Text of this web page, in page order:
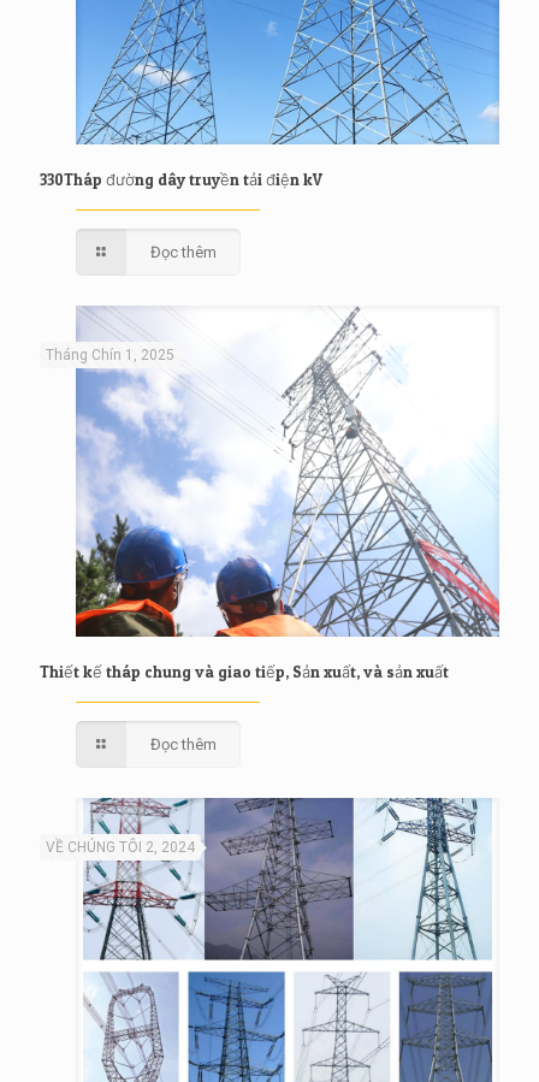
330Tháp đường dây truyền tải điện kV
Đọc thêm
Tháng Chín 1, 2025
Thiết kế tháp chung và giao tiếp, Sản xuất, và sản xuất
Đọc thêm
VỀ CHÚNG TÔI 2, 2024